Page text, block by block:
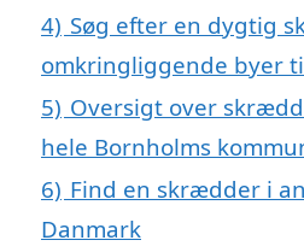
4) Søg efter en dygtig
omkringliggende byer
5) Oversigt over
hele Bornholms
6) Find en skrædder i
Danmark